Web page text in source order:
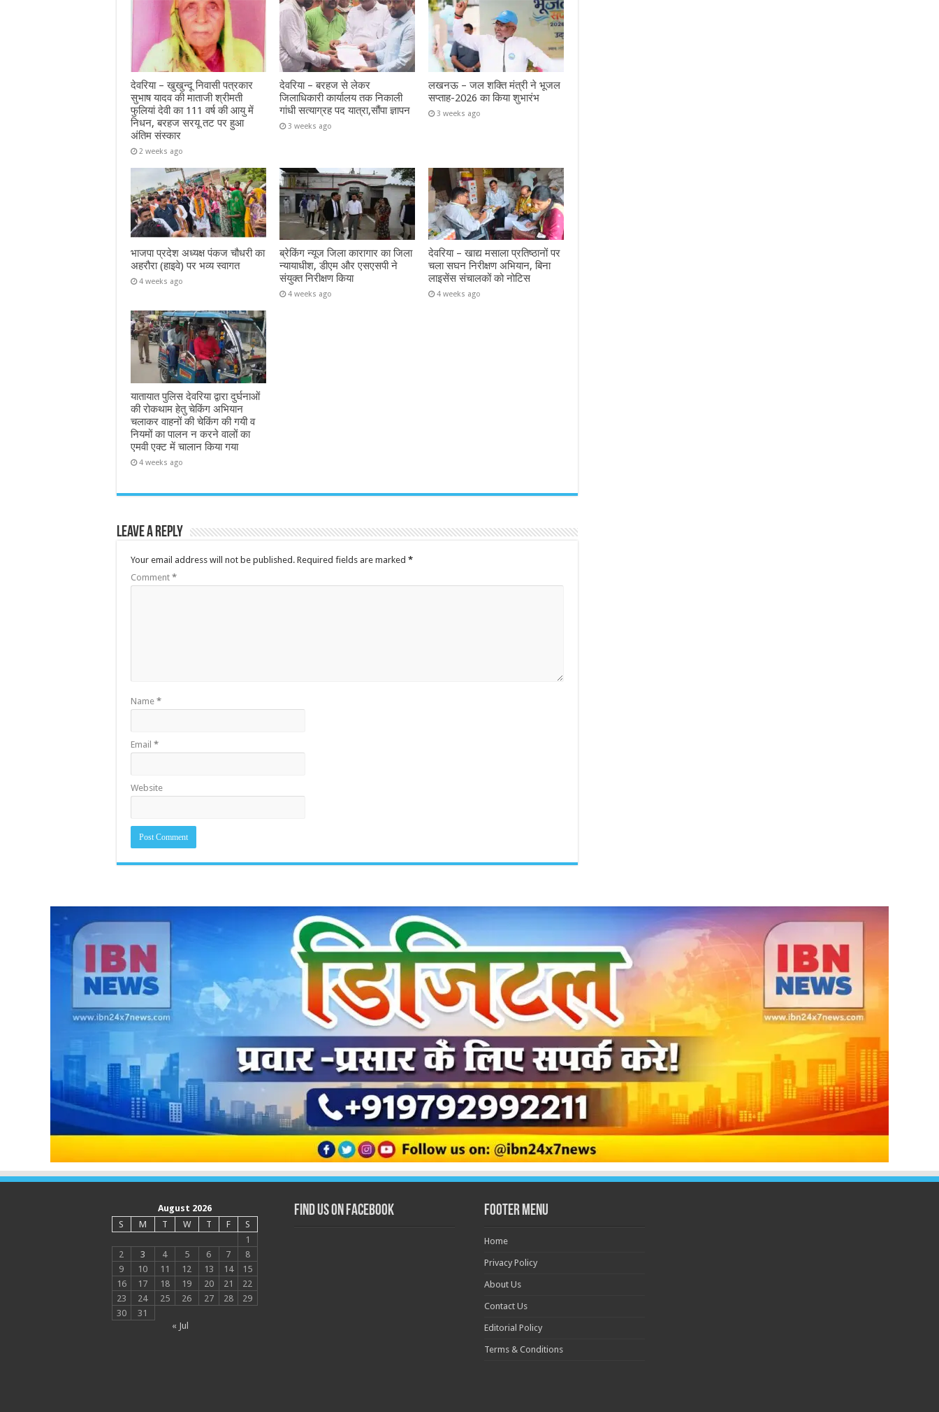
देवरिया – खुखुन्दू निवासी पत्रकार
सुभाष यादव की माताजी श्रीमती
फुलियां देवी का 111 वर्ष की आयु में
निधन, बरहज सरयू तट पर हुआ
अंतिम संस्कार
2 weeks ago
देवरिया – बरहज से लेकर
जिलाधिकारी कार्यालय तक निकाली
गांधी सत्याग्रह पद यात्रा,सौंपा ज्ञापन
3 weeks ago
लखनऊ – जल शक्ति मंत्री ने भूजल
सप्ताह-2026 का किया शुभारंभ
3 weeks ago
भाजपा प्रदेश अध्यक्ष पंकज चौधरी का
अहरौरा (हाइवे) पर भव्य स्वागत
4 weeks ago
ब्रेकिंग न्यूज जिला कारागार का जिला
न्यायाधीश, डीएम और एसएसपी ने
संयुक्त निरीक्षण किया
4 weeks ago
देवरिया – खाद्य मसाला प्रतिष्ठानों पर
चला सघन निरीक्षण अभियान, बिना
लाइसेंस संचालकों को नोटिस
4 weeks ago
यातायात पुलिस देवरिया द्वारा दुर्घनाओं
की रोकथाम हेतु चेकिंग अभियान
चलाकर वाहनों की चेकिंग की गयी व
नियमों का पालन न करने वालों का
एमवी एक्ट में चालान किया गया
4 weeks ago
Leave a Reply
Your email address will not be published. Required fields are marked *
Comment *
Name *
Email *
Website
August 2026
S
M T W T F
S
1
2
3 4 5 6 7
8
9
10 11 12 13 14
15
16
17 18 19 20 21
22
23
24 25 26 27 28
29
30
31
« Jul
Find us on Facebook Footer Menu
Home
Privacy Policy
About Us
Contact Us
Editorial Policy
Terms & Conditions